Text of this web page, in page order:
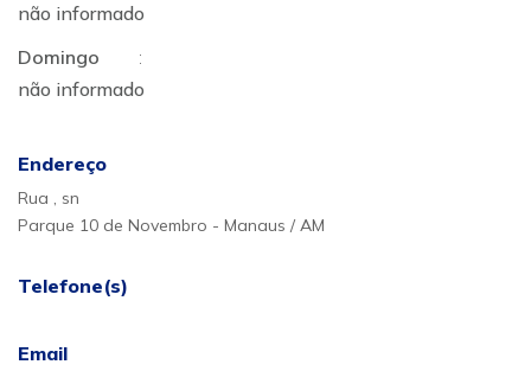
não informado
Domingo
:
não informado
Endereço
Rua , sn
Parque 10 de Novembro - Manaus / AM
Telefone(s)
Email